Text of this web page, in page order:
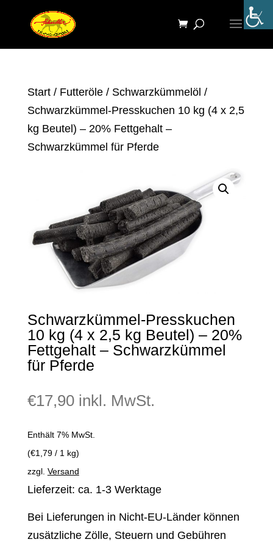
Start/ Futteröle/ Schwarzkümmelöl /
Schwarzkümmel-Presskuchen 10 kg (4 x 2,5
kg Beutel) – 20% Fettgehalt –
Schwarzkümmel für Pferde
Schwarzkümmel-Presskuchen
10 kg (4 x 2,5 kg Beutel) – 20%
Fettgehalt – Schwarzkümmel
für Pferde
€17,90 inkl. MwSt.
Enthält 7% MwSt.
(€1,79/ 1 kg)
zzgl. Versand
Lieferzeit: ca. 1-3 Werktage
Bei Lieferungen in Nicht-EU-Länder können
zusätzliche Zölle, Steuern und Gebühren